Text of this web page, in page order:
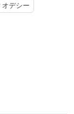
オデシー